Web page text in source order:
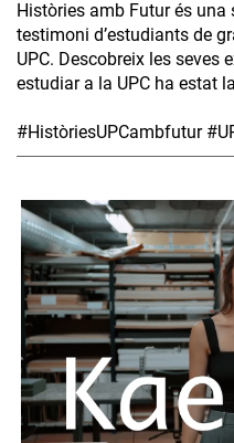
Històries amb Futur és una
testimoni d’estudiants de
UPC. Descobreix les seves
estudiar a la UPC ha estat
#HistòriesUPCambfutur